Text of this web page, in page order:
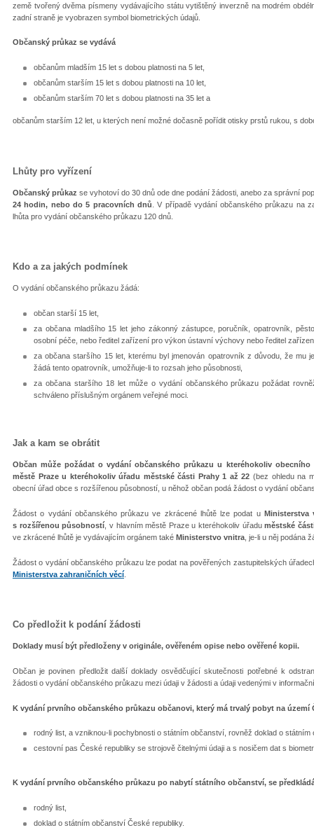
země tvořený dvěma písmeny vydávajícího státu vytištěný inverzně na modrém
zadní straně je vyobrazen symbol biometrických údajů.
Občanský průkaz se vydává
občanům mladším 15 let s dobou platnosti na 5 let,
občanům starším 15 let s dobou platnosti na 10 let,
občanům starším 70 let s dobou platnosti na 35 let a
občanům starším 12 let, u kterých není možné dočasně pořídit otisky prstů rukou, s
Lhůty pro vyřízení
Občanský průkaz se vyhotoví do 30 dnů ode dne podání žádosti, anebo za správní
24 hodin, nebo do 5 pracovních dnů . V případě vydání občanského průkazu na
lhůta pro vydání občanského průkazu 120 dnů.
Kdo a za jakých podmínek
O vydání občanského průkazu žádá:
občan starší 15 let,
za občana mladšího 15 let jeho zákonný zástupce, poručník, opatrovník,
osobní péče, nebo ředitel zařízení pro výkon ústavní výchovy nebo ředitel
za občana staršího 15 let, kterému byl jmenován opatrovník z důvodu, že mu
žádá tento opatrovník, umožňuje-li to rozsah jeho působnosti,
za občana staršího 18 let může o vydání občanského průkazu požádat
schváleno příslušným orgánem veřejné moci.
Jak a kam se obrátit
Občan může požádat o vydání občanského průkazu u kteréhokoliv
městě Praze u kteréhokoliv úřadu městské části Prahy 1 až 22 (bez ohledu na
obecní úřad obce s rozšířenou působností, u něhož občan podá žádost o vydání
Žádost o vydání občanského průkazu ve zkrácené lhůtě lze podat uMinisterstva
s rozšířenou působností , v hlavním městě Praze u kteréhokoliv úřaduměstské
ve zkrácené lhůtě je vydávajícím orgánem také Ministerstvo vnitra , je-li u něj podána
Žádost o vydání občanského průkazu lze podat na pověřených zastupitelských
Ministerstva zahraničních věcí
Co předložit k podání žádosti
Doklady musí být předloženy v originále, ověřeném opise nebo ověřené kopii.
Občan je povinen předložit další doklady osvědčující skutečnosti potřebné k
žádosti o vydání občanského průkazu mezi údaji v žádosti a údaji vedenými v
K vydání prvního občanského průkazu občanovi, který má trvalý pobyt na území
rodný list, a vzniknou-li pochybnosti o státním občanství, rovněž doklad o státním
cestovní pas České republiky se strojově čitelnými údaji a s nosičem dat s
K vydání prvního občanského průkazu po nabytí státního občanství, se
rodný list,
doklad o státním občanství České republiky.